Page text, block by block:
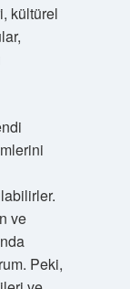
kültürel
ve
Peki,